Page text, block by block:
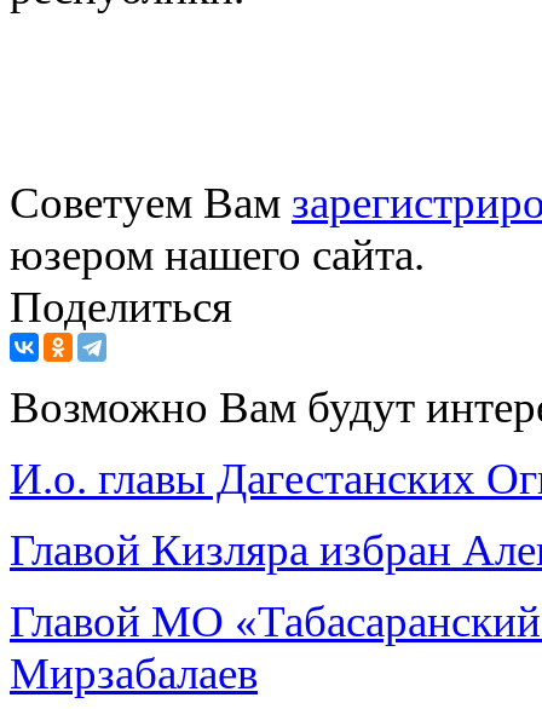
Советуем Вам
юзером нашего сайта.
Поделиться
Возможно Вам будут
И.о. главы Дагестанских
Главой Кизляра избран
Главой МО
Мирзабалаев